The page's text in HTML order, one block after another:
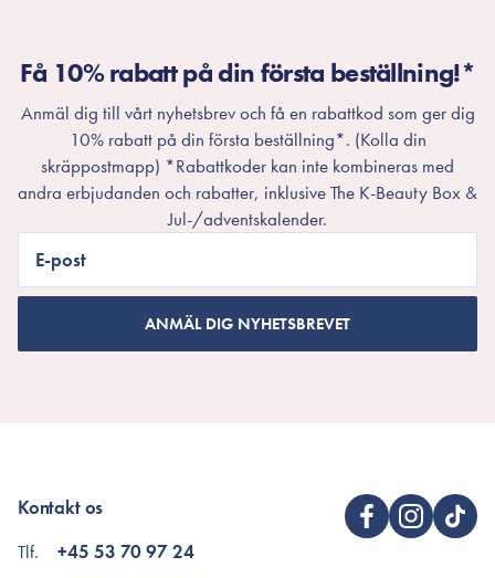
Få 10% rabatt på din första beställning!*
Anmäl dig till vårt nyhetsbrev och få en rabattkod som ger dig
10% rabatt på din första beställning*. (Kolla din
skräppostmapp) *Rabattkoder kan inte kombineras med
andra erbjudanden och rabatter, inklusive The K-Beauty Box &
Jul-/adventskalender.
E-post
ANMÄL DIG NYHETSBREVET
Kontakt os
Tlf.
+45 53 70 97 24